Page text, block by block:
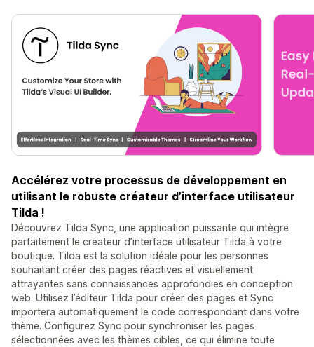
Accélérez votre processus de développement en
utilisant le robuste créateur d’interface utilisateur
Tilda !
Découvrez Tilda Sync, une application puissante qui intègre
parfaitement le créateur d’interface utilisateur Tilda à votre
boutique. Tilda est la solution idéale pour les personnes
souhaitant créer des pages réactives et visuellement
attrayantes sans connaissances approfondies en conception
web. Utilisez l’éditeur Tilda pour créer des pages et Sync
importera automatiquement le code correspondant dans votre
thème. Configurez Sync pour synchroniser les pages
sélectionnées avec les thèmes cibles, ce qui élimine toute